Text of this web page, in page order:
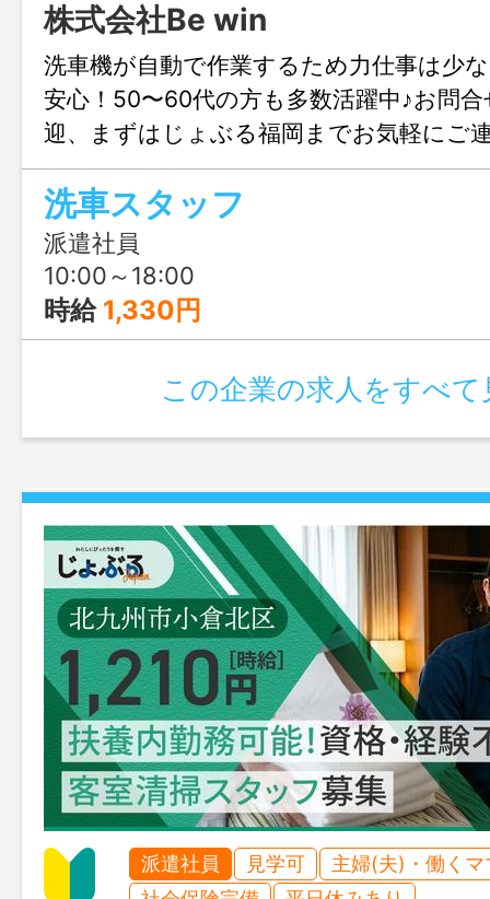
株式会社Be win
洗⾞機が自動で作業するため⼒仕事は少
安心！50〜60代の方も多数活躍中♪お問
迎、まずはじょぶる福岡までお気軽にご
洗車スタッフ
派遣社員
10:00～18:00
時給 1,330円
この企業の求人をすべて
派遣社員 見学可
主婦(夫)・働くマ